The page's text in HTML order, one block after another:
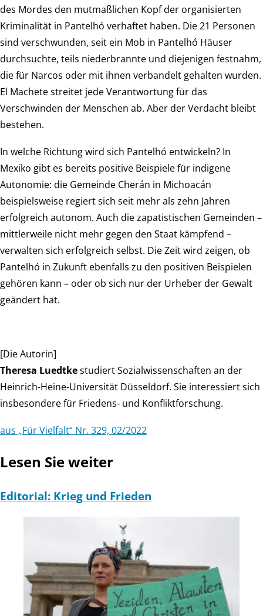
des Mordes den mutmaßlichen Kopf der organisierten
Kriminalität in Pantelhó verhaftet haben. Die 21 Personen
sind verschwunden, seit ein Mob in Pantelhó Häuser
durchsuchte, teils niederbrannte und diejenigen festnahm,
die für Narcos oder mit ihnen verbandelt gehalten wurden.
El Machete streitet jede Verantwortung für das
Verschwinden der Menschen ab. Aber der Verdacht bleibt
bestehen.
In welche Richtung wird sich Pantelhó entwickeln? In
Mexiko gibt es bereits positive Beispiele für indigene
Autonomie: die Gemeinde Cherán in Michoacán
beispielsweise regiert sich seit mehr als zehn Jahren
erfolgreich autonom. Auch die zapatistischen Gemeinden –
mittlerweile nicht mehr gegen den Staat kämpfend –
verwalten sich erfolgreich selbst. Die Zeit wird zeigen, ob
Pantelhó in Zukunft ebenfalls zu den positiven Beispielen
gehören kann – oder ob sich nur der Urheber der Gewalt
geändert hat.
[Die Autorin]
Theresa Luedtkestudiert Sozialwissenschaften an der
Heinrich-Heine-Universität Düsseldorf. Sie interessiert sich
insbesondere für Friedens- und Konfliktforschung.
aus „Für Vielfalt“ Nr. 329, 02/2022
Lesen Sie weiter
Editorial: Krieg und Frieden